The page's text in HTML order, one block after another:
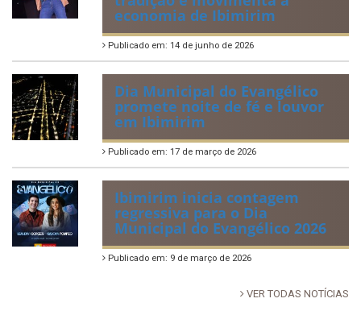
economia de Ibimirim
Publicado em: 14 de junho de 2026
Dia Municipal do Evangélico
promete noite de fé e louvor
em Ibimirim
Publicado em: 17 de março de 2026
Ibimirim inicia contagem
regressiva para o Dia
Municipal do Evangélico 2026
Publicado em: 9 de março de 2026
VER TODAS NOTÍCIAS